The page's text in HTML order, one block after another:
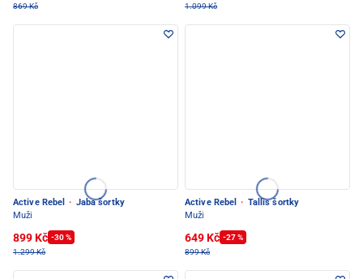
869 Kč
1.099 Kč
Active Rebel · Jaba šortky
Muži
899 Kč -30 %
1.299 Kč
Active Rebel · Tallis šortky
Muži
649 Kč -27 %
899 Kč